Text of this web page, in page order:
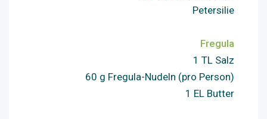
Petersilie
Fregula
1 TL Salz
60 g Fregula-Nudeln (pro Person)
1 EL Butter